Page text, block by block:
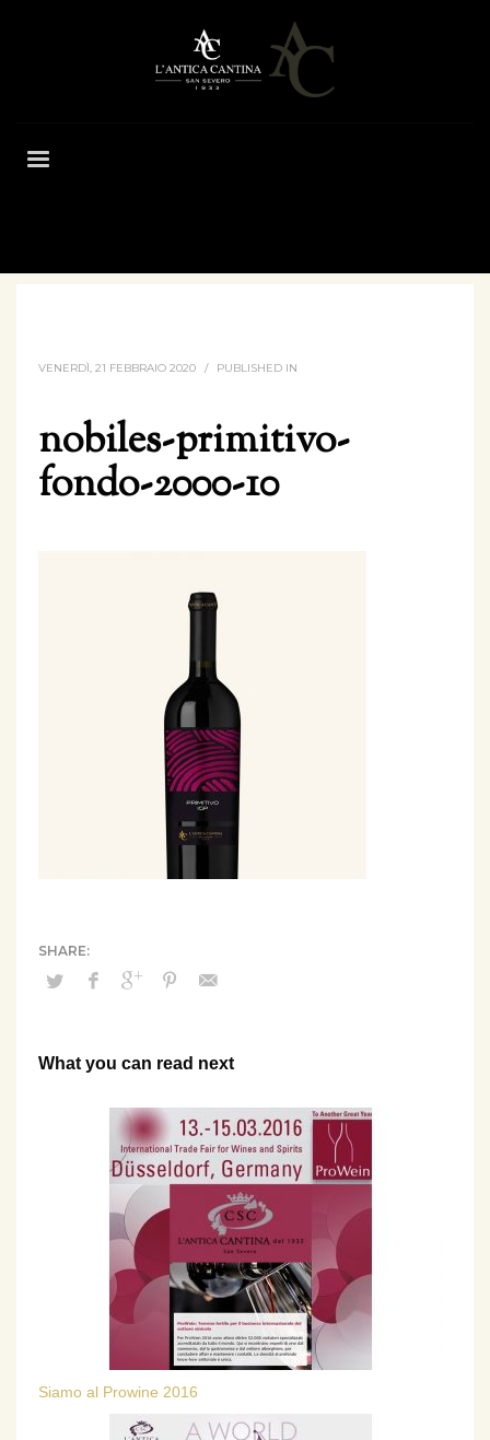
VENERDÌ, 21 FEBBRAIO 2020 / PUBLISHED IN
nobiles-primitivo-
fondo-2000-10
What you can read next
Siamo al Prowine 2016